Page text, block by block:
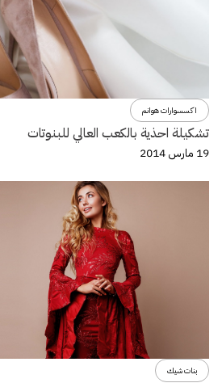
اكسسوارات هوانم
تشكيلة احذية بالكعب العالي للبنوتات
19 مارس 2014
بنات شيك